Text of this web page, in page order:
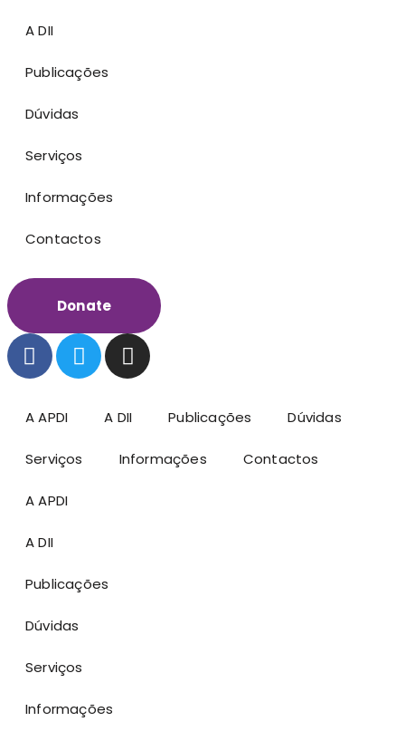
A DII
Publicações
Dúvidas
Serviços
Informações
Contactos
Donate
A APDI A DII Publicações Dúvidas
Serviços Informações Contactos
A APDI
A DII
Publicações
Dúvidas
Serviços
Informações